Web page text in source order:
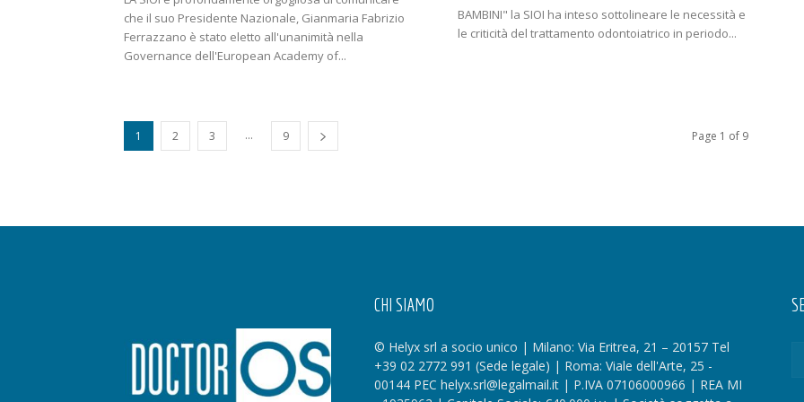
che il suo Presidente Nazionale, Gianmaria Fabrizio
Ferrazzano è stato eletto all'unanimità nella
Governance dell'European Academy of...
BAMBINI" la SIOI ha inteso sottolineare le necessità e
le criticità del trattamento odontoiatrico in periodo...
1 2 3 ... 9 Page 1 of 9
CHI SIAMO
© Helyx srl a socio unico | Milano: Via Eritrea, 21 – 20157 Tel
+39 02 2772 991 (Sede legale) | Roma: Viale dell'Arte, 25 -
00144 PEC helyx.srl@legalmail.it | P.IVA 07106000966 | REA MI